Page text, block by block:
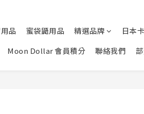
品 蜜袋鼯用品 精選品牌
日本
Moon Dollar 會員積分 聯絡我們